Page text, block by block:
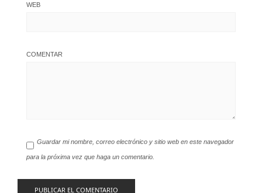
WEB
COMENTAR
Guardar mi nombre, correo electrónico y sitio web en este navegador
para la próxima vez que haga un comentario.